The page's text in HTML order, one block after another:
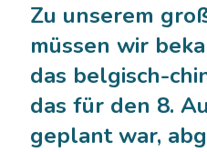
Zu unserem
müssen wir
das belgisch-
das für den 8.
geplant war,